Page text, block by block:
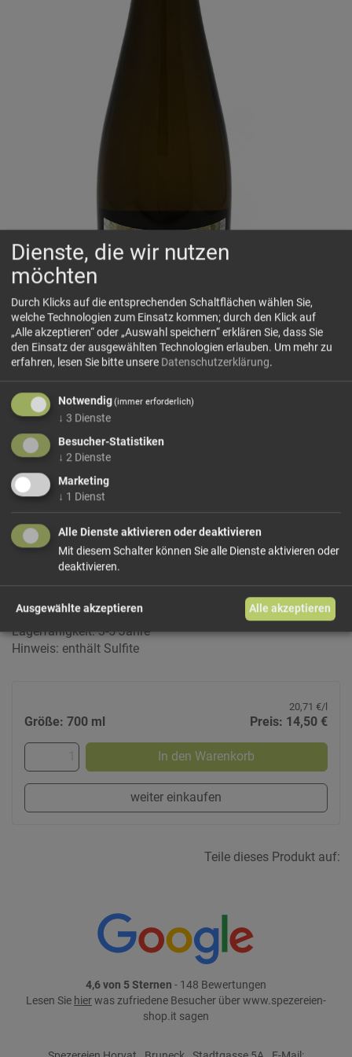
Gewürztraminer Eisacktaler Kellerei
Weintyp: Weisswein
Rebsorte: 100% Gewürztraminer
Farbe: gelb mit grünlichen Reflexen
Geruch: leicht bis ausgeprägt aromatisch, unverkennbares
Bouquet von Muskat sowie anderen edlen Gewürzen und
Region: Südtirol
Lagerfähigkeit: 3-5 Jahre
Hinweis: enthält Sulfite
20,71 €/l
Größe: 700 ml Preis: 14,50 €
In den Warenkorb
weiter einkaufen
Teile dieses Produkt auf:
4,6 von 5 Sternen - 148 Bewertungen
Lesen Sie hierwas zufriedene Besucher über www.spezereien-
shop.it sagen
Dienste, die wir nutzen
möchten
Durch Klicks auf die entsprechenden Schaltflächen wählen Sie,
welche Technologien zum Einsatz kommen; durch den Klick auf
„Alle akzeptieren“ oder „Auswahl speichern“ erklären Sie, dass Sie
den Einsatz der ausgewählten Technologien erlauben. Um mehr zu
erfahren, lesen Sie bitte unsere Datenschutzerklärung.
Notwendig(immer erforderlich)
↓ 3 Dienste
Besucher-Statistiken
↓ 2 Dienste
Marketing
↓ 1 Dienst
Alle Dienste aktivieren oder deaktivieren
Mit diesem Schalter können Sie alle Dienste aktivieren oder
deaktivieren.
Ausgewählte akzeptieren Alle akzeptieren